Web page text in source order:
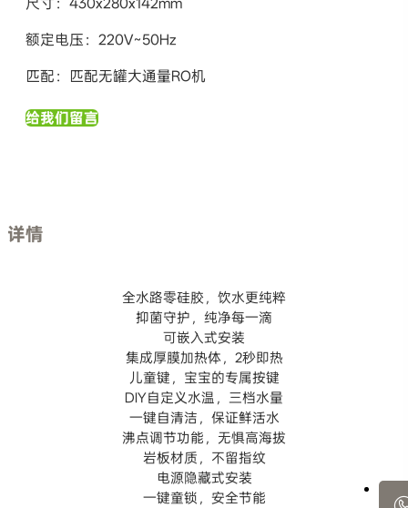
额定电压：220V~50Hz
匹配：匹配无罐大通量RO机
给我们留言
详情
全水路零硅胶，饮水更纯粹
抑菌守护，纯净每一滴
可嵌入式安装
集成厚膜加热体，2秒即热
儿童键，宝宝的专属按键
DIY自定义水温，三档水量
一键自清洁，保证鲜活水
沸点调节功能，无惧高海拔
岩板材质，不留指纹
电源隐藏式安装
一键童锁，安全节能